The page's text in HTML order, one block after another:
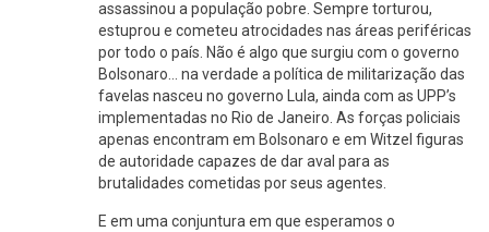
assassinou a população pobre. Sempre torturou,
estuprou e cometeu atrocidades nas áreas periféricas
por todo o país. Não é algo que surgiu com o governo
Bolsonaro… na verdade a política de militarização das
favelas nasceu no governo Lula, ainda com as UPP’s
implementadas no Rio de Janeiro. As forças policiais
apenas encontram em Bolsonaro e em Witzel figuras
de autoridade capazes de dar aval para as
brutalidades cometidas por seus agentes.
E em uma conjuntura em que esperamos o